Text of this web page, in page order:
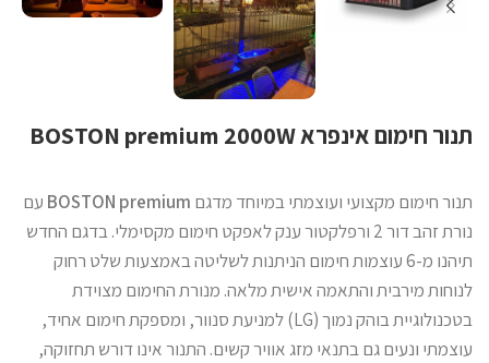
תנור חימום אינפרא BOSTON premium 2000W
תנור חימום מקצועי ועוצמתי במיוחד מדגם BOSTON premium עם
נורת זהב דור 2 ורפלקטור ענק לאפקט חימום מקסימלי. בדגם החדש
תיהנו מ-6 עוצמות חימום הניתנות לשליטה באמצעות שלט רחוק
לנוחות מירבית והתאמה אישית מלאה. מנורת החימום מצוידת
בטכנולוגיית בוהק נמוך (LG) למניעת סנוור, ומספקת חימום אחיד,
עוצמתי ונעים גם בתנאי מזג אוויר קשים. התנור אינו דורש תחזוקה,